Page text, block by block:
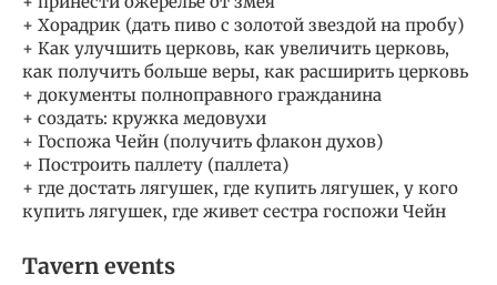
+ Хорадрик (дать пиво с золотой звездой на пробу)
+ Как улучшить церковь, как увеличить церковь,
как получить больше веры, как расширить церковь
+ документы полноправного гражданина
+ создать: кружка медовухи
+ Госпожа Чейн (получить флакон духов)
+ Построить паллету (паллета)
+ где достать лягушек, где купить лягушек, у кого
купить лягушек, где живет сестра госпожи Чейн
Tavern events